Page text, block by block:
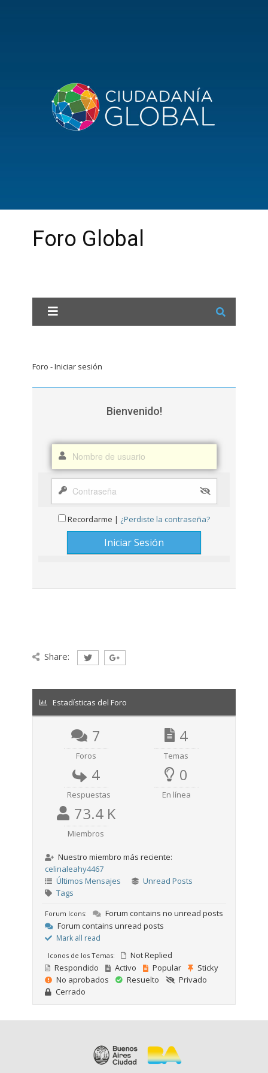
Foro Global
Foro - Iniciar sesión
Bienvenido!
Recordarme | ¿Perdiste la contraseña?
Share:
Estadísticas del Foro
7
Foros
4
Temas
4
Respuestas
0
En línea
73.4 K
Miembros
Nuestro miembro más reciente:
celinaleahy4467
Últimos Mensajes
Unread Posts
Tags
Forum Icons:
Forum contains no unread posts
Forum contains unread posts
Mark all read
Iconos de los Temas:
Not Replied
Respondido
Activo Popular
Sticky
No aprobados
Resuelto
Privado
Cerrado